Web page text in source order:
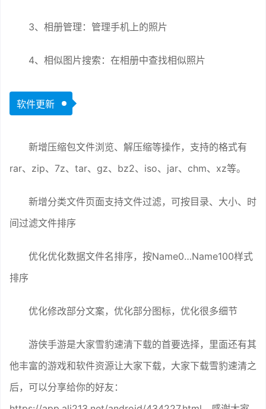
3、相册管理：管理手机上的照片
4、相似图片搜索：在相册中查找相似照片
软件更新
新增压缩包文件浏览、解压缩等操作，支持的格式有
rar、zip、7z、tar、gz、bz2、iso、jar、chm、xz等。
新增分类文件页面支持文件过滤，可按目录、大小、时
间过滤文件排序
优化优化数据文件名排序，按Name0…Name100样式
排序
优化修改部分文案，优化部分图标，优化很多细节
游侠手游是大家雪豹速清下载的首要选择，里面还有其
他丰富的游戏和软件资源让大家下载，大家下载雪豹速清之
后，可以分享给你的好友：